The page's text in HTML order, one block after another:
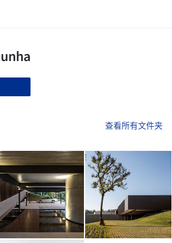
查看所有文件夹